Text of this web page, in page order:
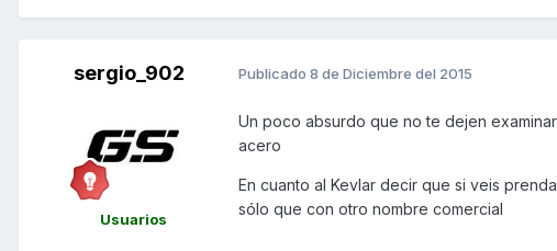
sergio_902
Usuarios
Publicado 8 de Diciembre del 2015
Un poco absurdo que no te dejen
acero
En cuanto al Kevlar decir que si veis
sólo que con otro nombre comercial